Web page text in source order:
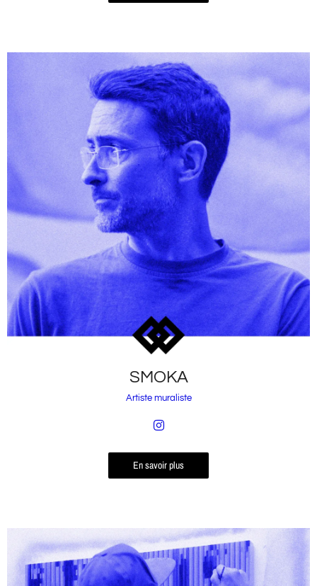
SMOKA
Artiste muraliste
En savoir plus